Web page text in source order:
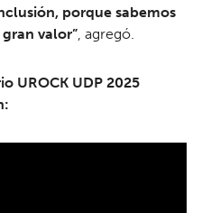
porque sabemos
valor”, agregó.
UROCK UDP 2025